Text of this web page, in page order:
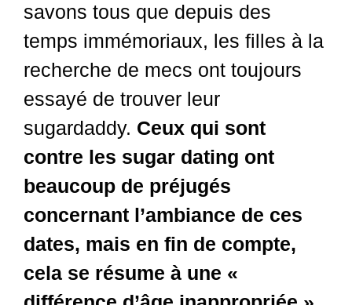
savons tous que depuis des
temps immémoriaux, les filles à la
recherche de mecs ont toujours
essayé de trouver leur
sugardaddy. Ceux qui sont
contre les sugar dating ont
beaucoup de préjugés
concernant l’ambiance de ces
dates, mais en fin de compte,
cela se résume à une «
German
Spanish
Dutch